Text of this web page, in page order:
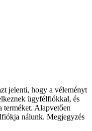
jelenti, hogy a véleményt
ügyfélfiókkal, és
terméket. Alapvetően
nálunk. Megjegyzés